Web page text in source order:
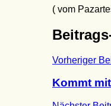
( vom
Vorheriger
Kommt